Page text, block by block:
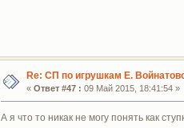
Re: СП по игрушкам Е.
« Ответ #47 : 09 Май 2015, 18:41:54 »
А я что то никак не могу понять как